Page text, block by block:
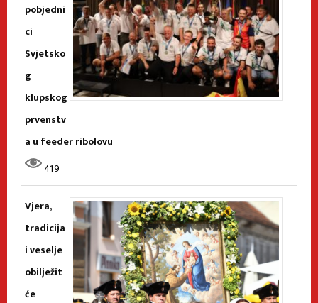
pobjedni
ci
Svjetsko
g
klupskog
prvenstv
a u feeder ribolovu
419
Vjera,
tradicija
i veselje
obilježit
će